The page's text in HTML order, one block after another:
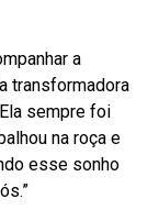
a
transformadora
sempre foi
na roça e
esse sonho